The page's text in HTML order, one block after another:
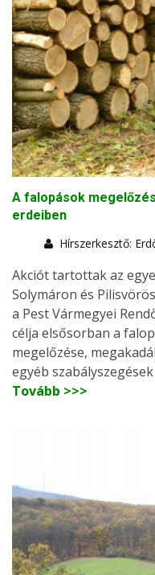
A falopások
erdeiben
Hírszerkesztő:
Akciót tartottak az
Solymáron és
a Pest Vármegyei
célja elsősorban a
megelőzése,
egyéb
Tovább >>>